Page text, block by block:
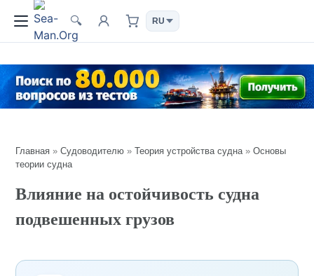
🔍
Главная »Судоводителю »Теория устройства судна»Основы
теории судна
Влияние на остойчивость судна
подвешенных грузов